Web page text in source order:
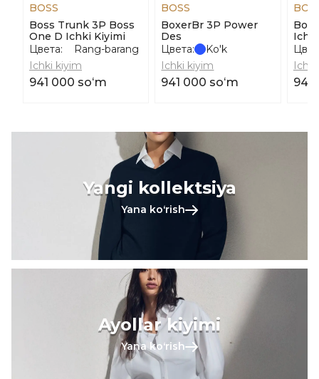
BOSS
Boss Trunk 3P Boss
One D Ichki Kiyimi
Цвета:
Rang-barang
Ichki kiyim
941 000 soʻm
BOSS
BoxerBr 3P Power
Des
Цвета:
Ko'k
Ichki kiyim
941 000 soʻm 949
Yangi kollektsiya
Yana koʻrish
Ayollar kiyimi
Yana koʻrish